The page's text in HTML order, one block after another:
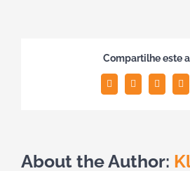
Compartilhe este
FacebookTwitterLinkedIn
About the Author: